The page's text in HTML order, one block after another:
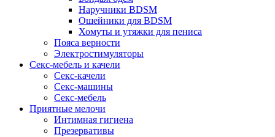
Наручники BDSM
Ошейники для BDSM
Хомуты и утяжки для пениса
Пояса верности
Электростимуляторы
Секс-мебель и качели
Секс-качели
Секс-машины
Секс-мебель
Приятные мелочи
Интимная гигиена
Презервативы